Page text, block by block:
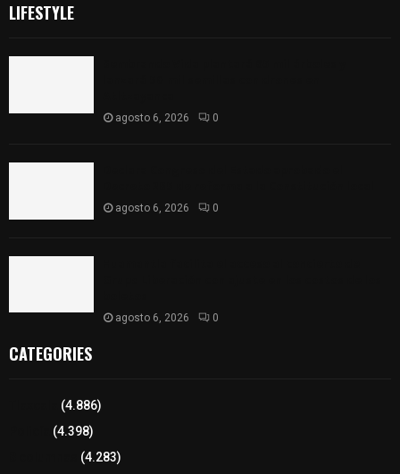
LIFESTYLE
agosto 6, 2026 0
agosto 6, 2026 0
agosto 6, 2026 0
CATEGORIES
(4.886)
(4.398)
(4.283)